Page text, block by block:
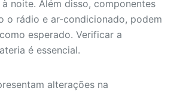
noite. Além disso, componentes
o rádio e ar-condicionado, podem
esperado. Verificar a
é essencial.
alterações na